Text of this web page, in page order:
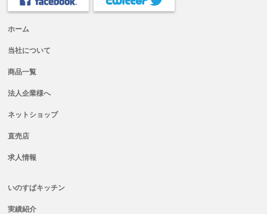
ホーム
当社について
商品一覧
法人企業様へ
ネットショップ
直売店
求人情報
いのすぱキッチン
実績紹介